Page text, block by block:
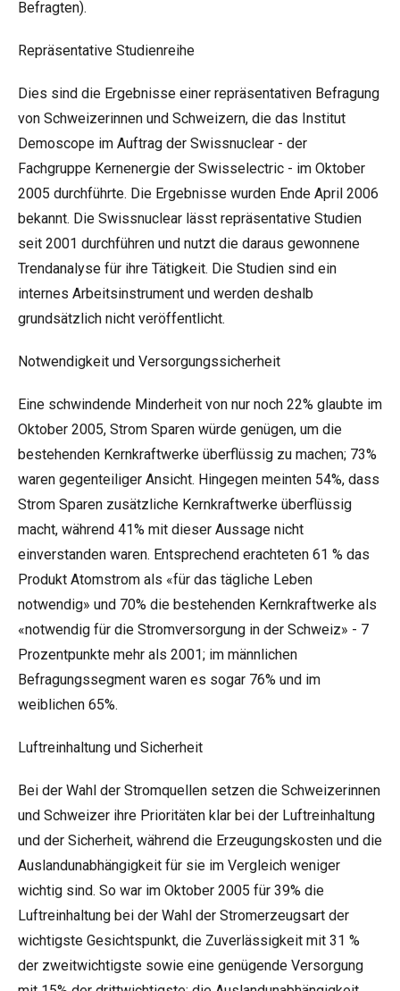
Befragten).
Repräsentative Studienreihe
Dies sind die Ergebnisse einer repräsentativen Befragung
von Schweizerinnen und Schweizern, die das Institut
Demoscope im Auftrag der Swissnuclear - der
Fachgruppe Kernenergie der Swisselectric - im Oktober
2005 durchführte. Die Ergebnisse wurden Ende April 2006
bekannt. Die Swissnuclear lässt repräsentative Studien
seit 2001 durchführen und nutzt die daraus gewonnene
Trendanalyse für ihre Tätigkeit. Die Studien sind ein
internes Arbeitsinstrument und werden deshalb
grundsätzlich nicht veröffentlicht.
Notwendigkeit und Versorgungssicherheit
Eine schwindende Minderheit von nur noch 22% glaubte im
Oktober 2005, Strom Sparen würde genügen, um die
bestehenden Kernkraftwerke überflüssig zu machen; 73%
waren gegenteiliger Ansicht. Hingegen meinten 54%, dass
Strom Sparen zusätzliche Kernkraftwerke überflüssig
macht, während 41% mit dieser Aussage nicht
einverstanden waren. Entsprechend erachteten 61 % das
Produkt Atomstrom als «für das tägliche Leben
notwendig» und 70% die bestehenden Kernkraftwerke als
«notwendig für die Stromversorgung in der Schweiz» - 7
Prozentpunkte mehr als 2001; im männlichen
Befragungssegment waren es sogar 76% und im
weiblichen 65%.
Luftreinhaltung und Sicherheit
Bei der Wahl der Stromquellen setzen die Schweizerinnen
und Schweizer ihre Prioritäten klar bei der Luftreinhaltung
und der Sicherheit, während die Erzeugungskosten und die
Auslandunabhängigkeit für sie im Vergleich weniger
wichtig sind. So war im Oktober 2005 für 39% die
Luftreinhaltung bei der Wahl der Stromerzeugsart der
wichtigste Gesichtspunkt, die Zuverlässigkeit mit 31 %
der zweitwichtigste sowie eine genügende Versorgung